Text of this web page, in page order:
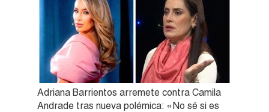
Adriana Barrientos arremete contra Camila
Andrade tras nueva polémica: «No sé si es